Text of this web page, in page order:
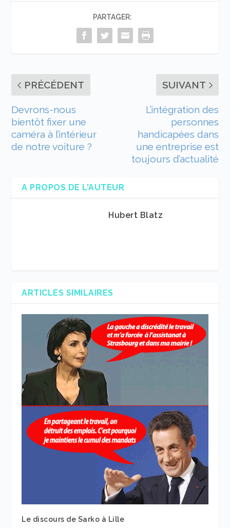
PARTAGER:
PRÉCÉDENT
Devrons-nous
bientôt fixer une
caméra à l’intérieur
de notre voiture ?
SUIVANT
L’intégration des
personnes
handicapées dans
une entreprise est
toujours d’actualité
A PROPOS DE L'AUTEUR
Hubert Blatz
ARTICLES SIMILAIRES
Le discours de Sarko à Lille